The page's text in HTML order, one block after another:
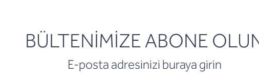
BÜLTENİMİZE ABONE
E-posta adresinizi buraya girin
newsletter